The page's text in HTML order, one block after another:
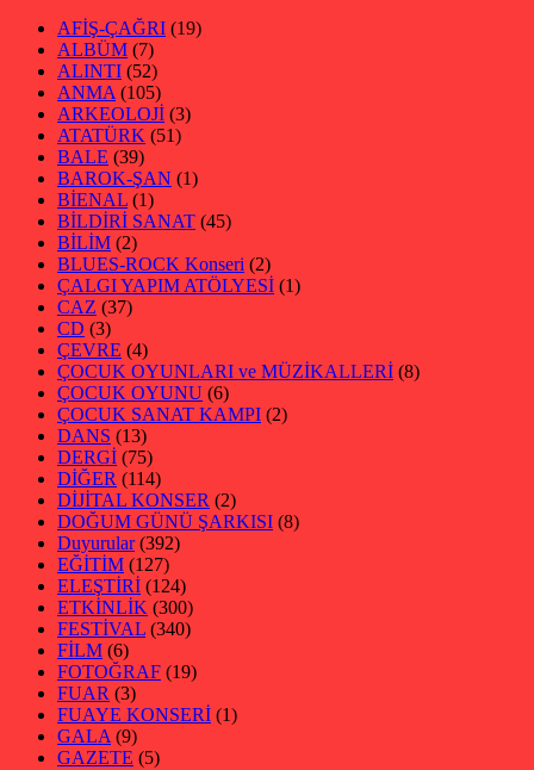
AFİŞ-ÇAĞRI (19)
ALBÜM (7)
ALINTI (52)
ANMA (105)
ARKEOLOJİ (3)
ATATÜRK (51)
BALE (39)
BAROK-ŞAN (1)
BİENAL (1)
BİLDİRİ SANAT (45)
BİLİM (2)
BLUES-ROCK Konseri (2)
ÇALGI YAPIM ATÖLYESİ (1)
CAZ (37)
CD (3)
ÇEVRE (4)
ÇOCUK OYUNLARI ve MÜZİKALLERİ (8)
ÇOCUK OYUNU (6)
ÇOCUK SANAT KAMPI (2)
DANS (13)
DERGİ (75)
DİĞER (114)
DİJİTAL KONSER (2)
DOĞUM GÜNÜ ŞARKISI (8)
Duyurular(392)
EĞİTİM (127)
ELEŞTİRİ (124)
ETKİNLİK (300)
FESTİVAL (340)
FİLM (6)
FOTOĞRAF (19)
FUAR (3)
FUAYE KONSERİ (1)
GALA (9)
GAZETE (5)